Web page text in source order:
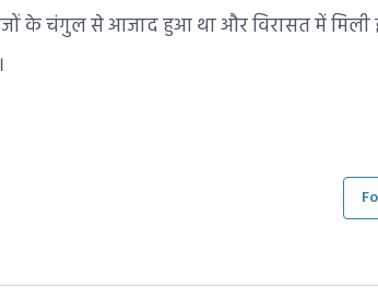
के चंगुल से आजाद हुआ था और विरासत में